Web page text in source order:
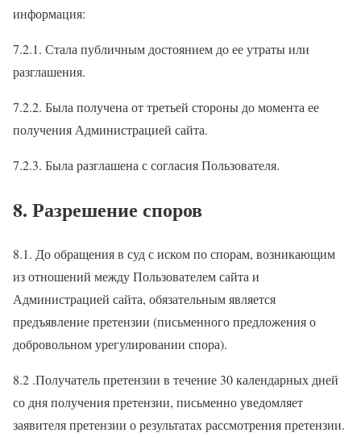
информация:
7.2.1. Стала публичным достоянием до ее утраты или
разглашения.
7.2.2. Была получена от третьей стороны до момента ее
получения Администрацией сайта.
7.2.3. Была разглашена с согласия Пользователя.
8. Разрешение споров
8.1. До обращения в суд с иском по спорам, возникающим
из отношений между Пользователем сайта и
Администрацией сайта, обязательным является
предъявление претензии (письменного предложения о
добровольном урегулировании спора).
8.2 .Получатель претензии в течение 30 календарных дней
со дня получения претензии, письменно уведомляет
заявителя претензии о результатах рассмотрения претензии.